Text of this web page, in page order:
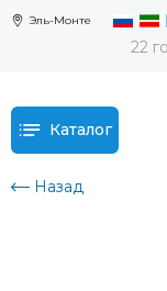
Эль-Монте
22
Каталог
Назад